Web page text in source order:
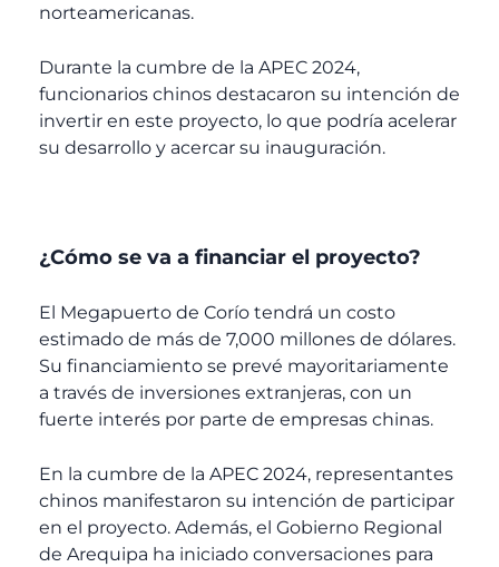
norteamericanas.
Durante la cumbre de la APEC 2024,
funcionarios chinos destacaron su intención de
invertir en este proyecto, lo que podría acelerar
su desarrollo y acercar su inauguración.
¿Cómo se va a financiar el proyecto?
El Megapuerto de Corío tendrá un costo
estimado de más de 7,000 millones de dólares.
Su financiamiento se prevé mayoritariamente
a través de inversiones extranjeras, con un
fuerte interés por parte de empresas chinas.
En la cumbre de la APEC 2024, representantes
chinos manifestaron su intención de participar
en el proyecto. Además, el Gobierno Regional
de Arequipa ha iniciado conversaciones para